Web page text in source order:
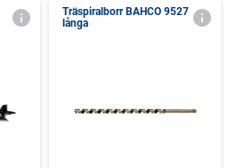
Träspiralborr BAHCO 9527
långa